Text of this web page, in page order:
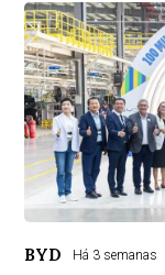
BYD Há 3 semanas